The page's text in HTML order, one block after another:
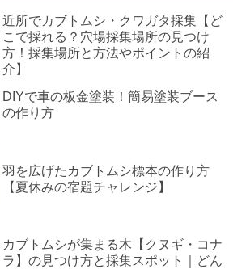
近所でカブトムシ・クワガタ採集【ど
こで採れる？穴場採集場所の見つけ
方！採集場所と方法やポイントの紹
介】
DIYで車の板金塗装！簡易塗装ブース
の作り方
羽を広げたカブトムシ標本の作り方
【夏休みの宿題チャレンジ】
カブトムシが集まる木【クヌギ・コナ
ラ】の見つけ方と採集スポット｜どん